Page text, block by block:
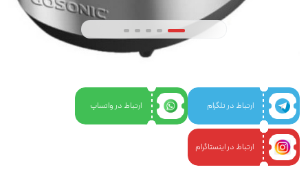
ارتباط در تلگرام ارتباط در واتساپ
ارتباط در اینستاگرام